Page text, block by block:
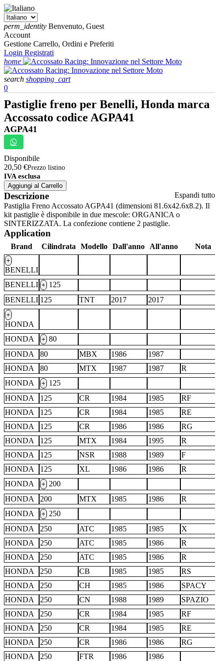
perm_identity Benvenuto, Guest
Account
Gestione Carrello, Ordini e Preferiti
Login Registrati
home
search shopping_cart
0
Pastiglie freno per Benelli, Honda marca
Accossato codice AGPA41
AGPA41
Disponibile
20,50 €Prezzo listino
IVA esclusa
Aggiungi al Carrello
Espandi tutto
Descrizione
Pastiglia Freno Accossato AGPA41 (dimensioni 81.6x42.6x8.2). Il
kit pastiglie è disponibile in due mescole: ORGANICA o
SINTERIZZATA. La confezione contiene 2 pastiglie.
Application
Brand Cilindrata Modello Dall'anno All'anno Nota
+
BENELLI
BENELLI + 125
BENELLI 125 TNT 2017 2017
+
HONDA
HONDA
+ 80
HONDA
80 MBX 1986
1987
HONDA
80 MTX 1987 1987
R
HONDA
+ 125
HONDA
125 CR 1984 1985
RF
HONDA
125 CR 1984 1985
RE
HONDA
125 CR 1986 1986
RG
HONDA
125 MTX 1984 1995
R
HONDA
125 NSR 1988 1989
F
HONDA
125 XL 1986 1986
R
HONDA
+ 200
HONDA
200 MTX 1985 1986
R
HONDA
+ 250
HONDA
250 ATC 1985 1985
X
HONDA
250 ATC 1985 1986
R
HONDA
250 ATC 1985 1986
R
HONDA
250 CB 1985 1985
RS
HONDA
250 CH 1985 1986
SPACY
HONDA
250 CN 1988 1989
SPAZIO
HONDA
250 CR 1984 1985
RF
HONDA
250 CR 1984 1985
RE
HONDA
250 CR 1986 1986
RG
HONDA
250 FTR 1986
1986